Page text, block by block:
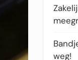
weg!